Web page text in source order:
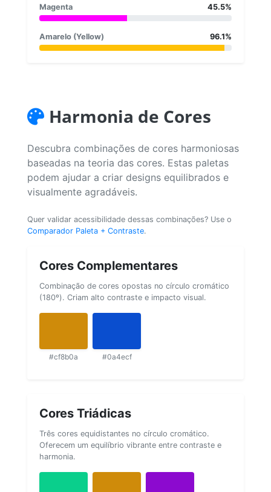
Magenta 45.5%
Amarelo (Yellow) 96.1%
Harmonia de Cores
Descubra combinações de cores harmoniosas
baseadas na teoria das cores. Estas paletas
podem ajudar a criar designs equilibrados e
visualmente agradáveis.
Quer validar acessibilidade dessas combinações? Use o
Comparador Paleta + Contraste.
Cores Complementares
Combinação de cores opostas no círculo cromático
(180º). Criam alto contraste e impacto visual.
#cf8b0a #0a4ecf
Cores Triádicas
Três cores equidistantes no círculo cromático.
Oferecem um equilíbrio vibrante entre contraste e
harmonia.